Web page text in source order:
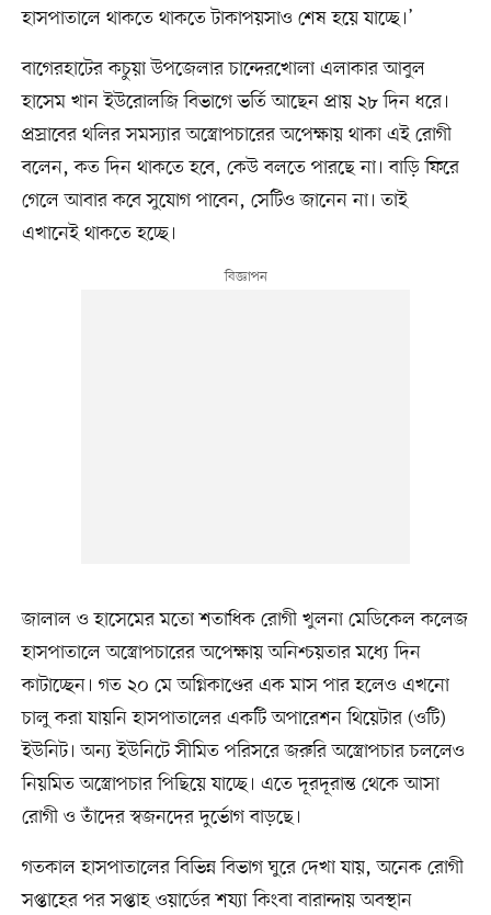
হাসপাতালে থাকতে থাকতে টাকাপয়সাও শেষ হয়ে যাচ্ছে।’
বাগেরহাটের কচুয়া উপজেলার চান্দেরখোলা এলাকার আবুল
হাসেম খান ইউরোলজি বিভাগে ভর্তি আছেন প্রায় ২৮ দিন ধরে।
প্রস্রাবের থলির সমস্যার অস্ত্রোপচারের অপেক্ষায় থাকা এই রোগী
বলেন, কত দিন থাকতে হবে, কেউ বলতে পারছে না। বাড়ি ফিরে
গেলে আবার কবে সুযোগ পাবেন, সেটিও জানেন না। তাই
এখানেই থাকতে হচ্ছে।
জালাল ও হাসেমের মতো শতাধিক রোগী খুলনা মেডিকেল কলেজ
হাসপাতালে অস্ত্রোপচারের অপেক্ষায় অনিশ্চয়তার মধ্যে দিন
কাটাচ্ছেন। গত ২০ মে অগ্নিকাণ্ডের এক মাস পার হলেও এখনো
চালু করা যায়নি হাসপাতালের একটি অপারেশন থিয়েটার (ওটি)
ইউনিট। অন্য ইউনিটে সীমিত পরিসরে জরুরি অস্ত্রোপচার চললেও
নিয়মিত অস্ত্রোপচার পিছিয়ে যাচ্ছে। এতে দূরদূরান্ত থেকে আসা
রোগী ও তাঁদের স্বজনদের দুর্ভোগ বাড়ছে।
গতকাল হাসপাতালের বিভিন্ন বিভাগ ঘুরে দেখা যায়, অনেক রোগী
সপ্তাহের পর সপ্তাহ ওয়ার্ডের শয্যা কিংবা বারান্দায় অবস্থান